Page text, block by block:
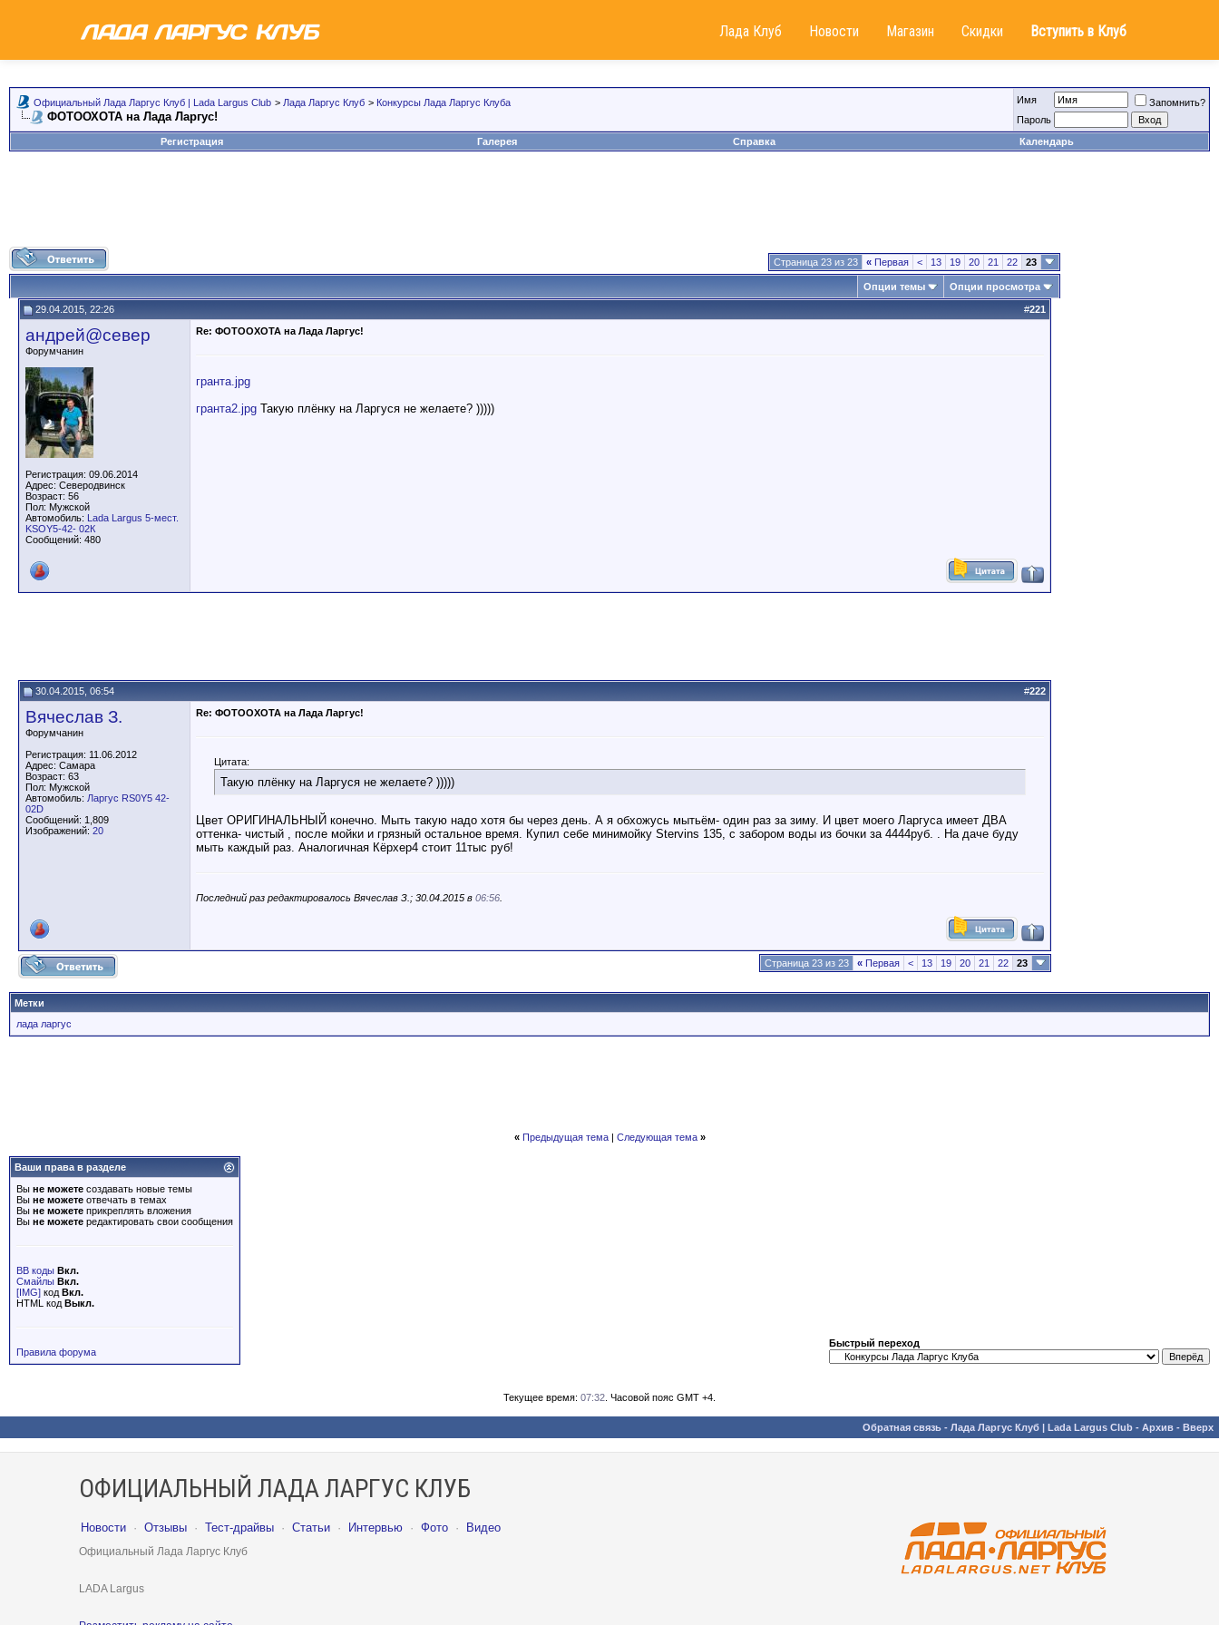
Лада Клуб Новости Магазин Скидки Вступить в Клуб
Официальный Лада Ларгус Клуб | Lada Largus Club > Лада Ларгус Клуб > Конкурсы Лада Ларгус Клуба
ФОТООХОТА на Лада Ларгус!
Имя
Запомнить?
Пароль
Регистрация
Галерея Справка Календарь
Страница 23 из 23 « Первая < 13 19 20 21 22 23
Опции темы Опции просмотра
29.04.2015, 22:26 #221
андрей@север
Форумчанин
Регистрация: 09.06.2014
Адрес: Северодвинск
Возраст: 56
Пол: Мужской
Автомобиль: Lada Largus 5-мест.
KSOY5-42- 02К
Сообщений: 480
Re: ФОТООХОТА на Лада Ларгус!
гранта.jpg
гранта2.jpg Такую плёнку на Ларгуся не желаете? )))))
30.04.2015, 06:54 #222
Вячеслав З.
Форумчанин
Регистрация: 11.06.2012
Адрес: Самара
Возраст: 63
Пол: Мужской
Автомобиль: Ларгус RS0Y5 42-
02D
Сообщений: 1,809
Изображений: 20
Re: ФОТООХОТА на Лада Ларгус!
Цитата:
Такую плёнку на Ларгуся не желаете? )))))
Цвет ОРИГИНАЛЬНЫЙ конечно. Мыть такую надо хотя бы через день. А я обхожусь мытьём- один раз за зиму. И цвет моего Ларгуса имеет ДВА
оттенка- чистый , после мойки и грязный остальное время. Купил себе минимойку Stervins 135, с забором воды из бочки за 4444руб. . На даче буду
мыть каждый раз. Аналогичная Кёрхер4 стоит 11тыс руб!
Последний раз редактировалось Вячеслав З.; 30.04.2015 в 06:56
Страница 23 из 23 « Первая < 13 19 20 21 22 23
Метки
лада ларгус
« Предыдущая тема| Следующая тема »
Ваши права в разделе
Вы не можете создавать новые темы
Вы не можете отвечать в темах
Вы не можете прикреплять вложения
Вы не можете редактировать свои сообщения
BB коды Вкл.
Смайлы Вкл.
[IMG] код Вкл.
HTML код Выкл.
Правила форума
Быстрый переход
Текущее время: 07:32 . Часовой пояс GMT +4.
Обратная связь - Лада Ларгус Клуб | Lada Largus Club - Архив - Вверх
ОФИЦИАЛЬНЫЙ ЛАДА ЛАРГУС КЛУБ
Новости · Отзывы · Тест-драйвы · Статьи · Интервью · Фото · Видео
Официальный Лада Ларгус Клуб
LADA Largus